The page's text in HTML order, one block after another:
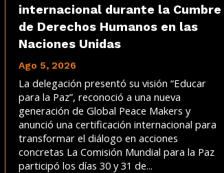
internacional durante la Cumbre
de Derechos Humanos en las
Naciones Unidas
Ago 5, 2026
La delegación presentó su visión “Educar
para la Paz”, reconoció a una nueva
generación de Global Peace Makers y
anunció una certificación internacional para
transformar el diálogo en acciones
concretas La Comisión Mundial para la Paz
participó los días 30 y 31 de...